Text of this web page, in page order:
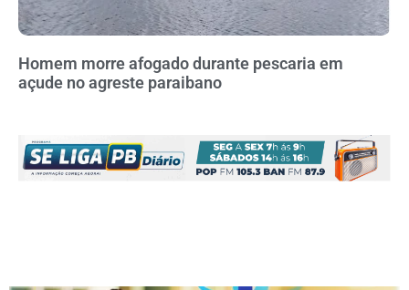
Homem morre afogado durante pescaria em
açude no agreste paraibano